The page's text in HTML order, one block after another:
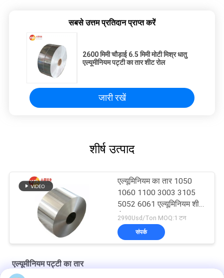
सबसे उत्तम प्रतिदान प्राप्त करें
2600 मिमी चौड़ाई 6.5 मिमी मोटी मिश्र धातु
एल्यूमीनियम पट्टी का तार शीट रोल
जारी रखें
शीर्ष उत्पाद
एल्यूमिनियम का तार 1050
1060 1100 3003 3105
5052 6061 एल्यूमिनियम शीट
रोल
2990Usd/Ton MOQ:1 टन
संपर्क
एल्यूमीनियम पट्टी का तार